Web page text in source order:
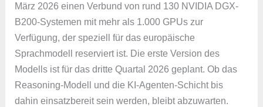
März 2026 einen Verbund von rund 130 NVIDIA DGX-
B200-Systemen mit mehr als 1.000 GPUs zur
Verfügung, der speziell für das europäische
Sprachmodell reserviert ist. Die erste Version des
Modells ist für das dritte Quartal 2026 geplant. Ob das
Reasoning-Modell und die KI-Agenten-Schicht bis
dahin einsatzbereit sein werden, bleibt abzuwarten.